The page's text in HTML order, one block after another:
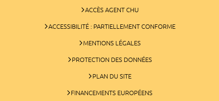
ACCÈS AGENT CHU
ACCESSIBILITÉ : PARTIELLEMENT CONFORME
MENTIONS LÉGALES
PROTECTION DES DONNÉES
PLAN DU SITE
FINANCEMENTS EUROPÉENS